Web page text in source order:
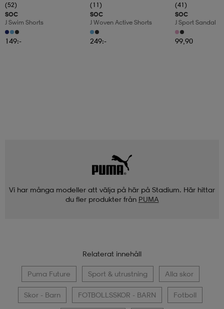
(52)
SOC
J Swim Shorts
149:-
(11)
SOC
J Woven Active Shorts
249:-
(41)
SOC
J Sport Sandal
99,90
Vi har många modeller att välja på här på Stadium. Här hittar
du fler produkter från PUMA
Relaterat innehåll
Puma Future Sport & utrustning Alla skor
Skor - Barn FOTBOLLSSKOR - BARN Fotboll